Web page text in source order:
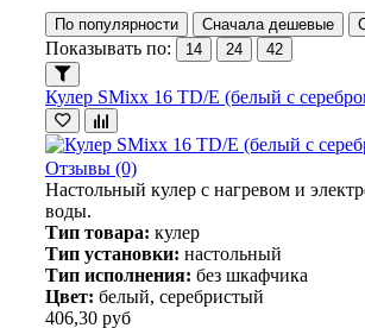
По популярности Сначала дешевые
Показывать по: 14 24 42
Кулер SMixx 16 TD/E (белый с
Отзывы (0)
Настольный кулер с нагревом и
воды.
Тип товара: кулер
Тип установки: настольный
Тип исполнения: без шкафчика
Цвет: белый, серебристый
406,30 руб